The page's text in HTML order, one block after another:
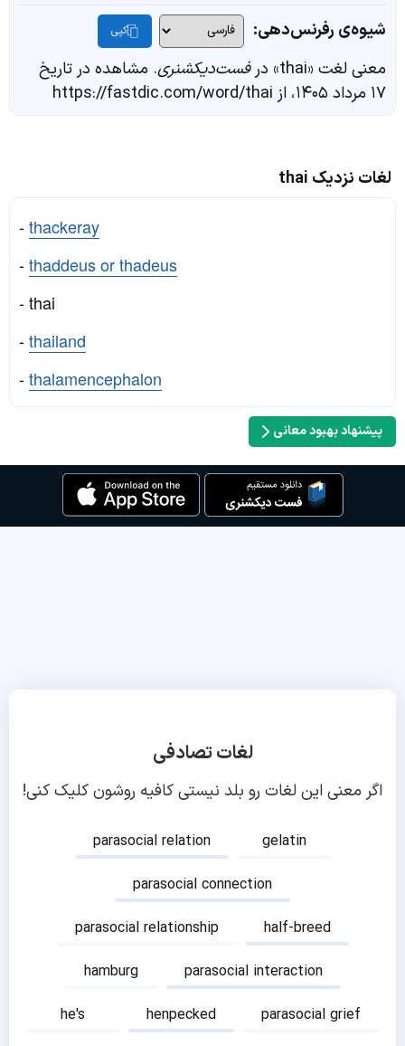
شیوه‌ی رفرنس‌دهی: کپی
معنی لغت «thai» در فست‌دیکشنری. مشاهده در تاریخ
۱۷ مرداد ۱۴۰۵، از https://fastdic.com/word/thai
لغات نزدیک thai
-thackeray
-thaddeus or thadeus
- thai
-thailand
-thalamencephalon
پیشنهاد بهبود معانی
لغات تصادفی
اگر معنی این لغات رو بلد نیستی کافیه روشون کلیک کنی!
parasocial relation
gelatin
parasocial connection
parasocial relationship
half-breed
hamburg
parasocial interaction
he's
henpecked
parasocial grief